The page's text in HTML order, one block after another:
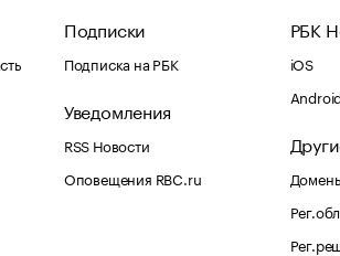
Подписки
Подписка на РБК
Уведомления
RSS Новости
Оповещения RBC.ru
РБК
iOS